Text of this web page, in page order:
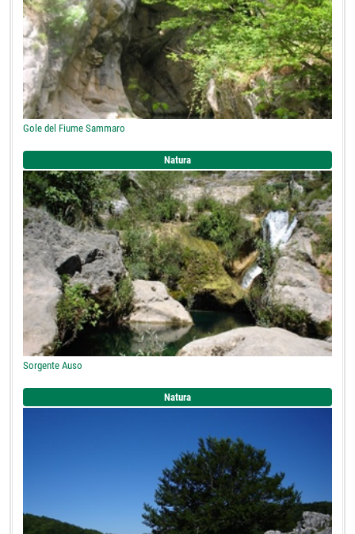
Gole del Fiume Sammaro
Natura
Sorgente Auso
Natura